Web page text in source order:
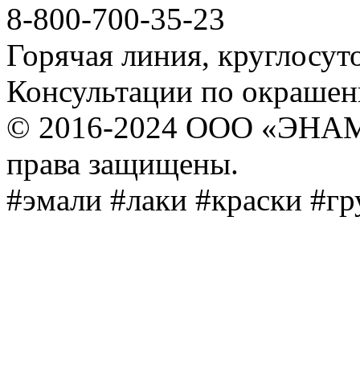
8-800-700-35-23
Горячая линия,
Консультации по
© 2016-2024 ООО
права защищены.
#эмали #лаки #краски